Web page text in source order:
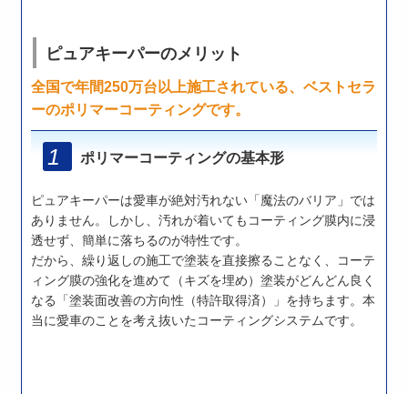
ピュアキーパーのメリット
全国で年間250万台以上施工されている、ベストセラ
ーのポリマーコーティングです。
ポリマーコーティングの基本形
ピュアキーパーは愛車が絶対汚れない「魔法のバリア」では
ありません。しかし、汚れが着いてもコーティング膜内に浸
透せず、簡単に落ちるのが特性です。
だから、繰り返しの施工で塗装を直接擦ることなく、コーテ
ィング膜の強化を進めて（キズを埋め）塗装がどんどん良く
なる「塗装面改善の方向性（特許取得済）」を持ちます。本
当に愛車のことを考え抜いたコーティングシステムです。